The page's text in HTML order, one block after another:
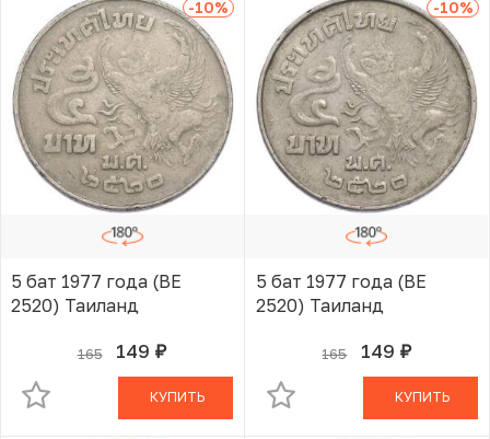
-10%
5 бат 1977 года (BE
2520) Таиланд
165 149 руб.
В КОРЗИНЕ
КУПИТЬ
-10%
5 бат 1977 года (BE
2520) Таиланд
165 149 руб.
В КОРЗИНЕ
КУПИТЬ